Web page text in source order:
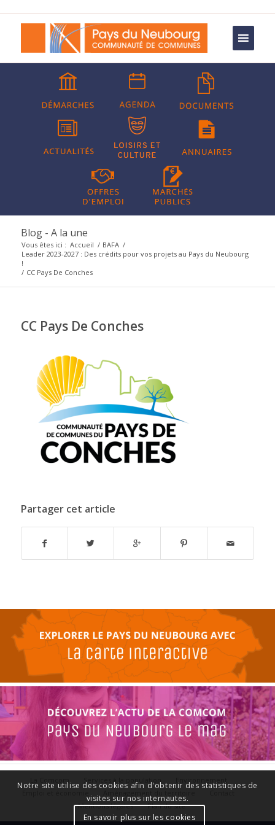
Blog - A la une
Vous êtes ici : Accueil / BAFA /
Leader 2023-2027 : Des crédits pour vos projets au Pays du Neubourg
!
/ CC Pays De Conches
CC Pays De Conches
Partager cet article
Contact
Mentions légales
Plan du site
Notre site utilise des cookies afin d'obtenir des statistiques de
visites sur nos internautes.
En savoir plus sur les cookies